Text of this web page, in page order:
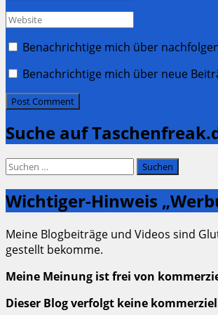
Website
Benachrichtige mich über
Benachrichtige mich über neue
Suche auf
Suchen
Wichtiger-Hinweis
Meine Blogbeiträge und Videos sind
gestellt bekomme.
Meine Meinung ist frei von
Dieser Blog verfolgt keine